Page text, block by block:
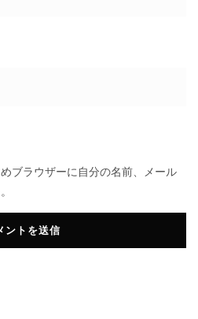
ブラウザーに自分の名前、メール